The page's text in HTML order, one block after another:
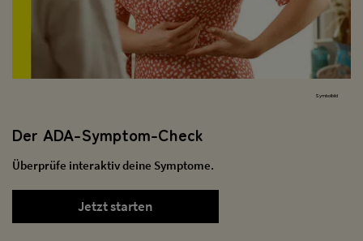
Symbolbild
Der ADA-Symptom-Check
Überprüfe interaktiv deine Symptome.
Jetzt starten